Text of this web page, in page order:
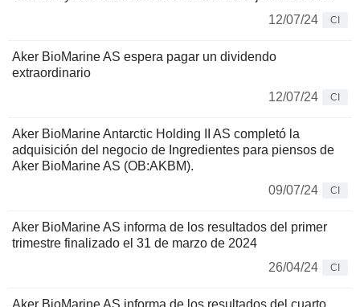
12/07/24
CI
Aker BioMarine AS espera pagar un dividendo
extraordinario
12/07/24
CI
Aker BioMarine Antarctic Holding II AS completó la
adquisición del negocio de Ingredientes para piensos de
Aker BioMarine AS (OB:AKBM).
09/07/24
CI
Aker BioMarine AS informa de los resultados del primer
trimestre finalizado el 31 de marzo de 2024
26/04/24
CI